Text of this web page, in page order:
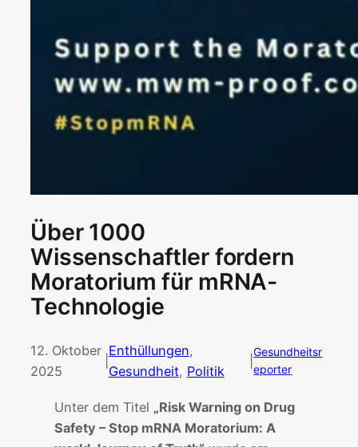
Über 1000
Wissenschaftler fordern
Moratorium für mRNA-
Technologie
12. Oktober
2025
|
Enthüllungen
Gesundheit, Politik
|
Gesundheitsr
eporter
Unter dem Titel „Risk Warning on Drug
Safety – Stop mRNA Moratorium: A